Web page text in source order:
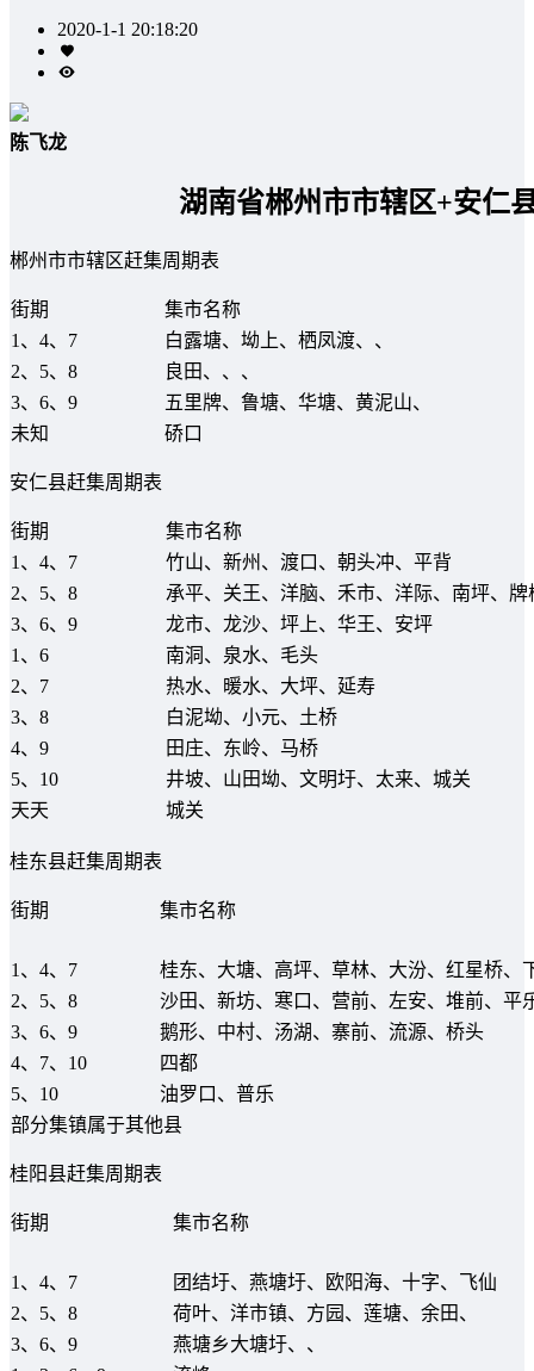
2020-1-1 20:18:20
陈飞龙
湖南省郴州市市辖区+安仁
郴州市市辖区赶集周期表
街期
集市名称
1、4、7
白露塘、坳上、栖凤渡、、
2、5、8
良田、、、
3、6、9
五里牌、鲁塘、华塘、黄泥山、
未知
硚口
安仁县赶集周期表
街期
集市名称
1、4、7
竹山、新州、渡口、朝头冲、平背
2、5、8
承平、关王、洋脑、禾市、洋际、南坪、牌
3、6、9
龙市、龙沙、坪上、华王、安坪
1、6
南洞、泉水、毛头
2、7
热水、暖水、大坪、延寿
3、8
白泥坳、小元、土桥
4、9
田庄、东岭、马桥
5、10
井坡、山田坳、文明圩、太来、城关
天天
城关
桂东县赶集周期表
街期 集市名称
1、4、7
桂东、大塘、高坪、草林、大汾、红星桥、
2、5、8
沙田、新坊、寒口、营前、左安、堆前、平
3、6、9
鹅形、中村、汤湖、寨前、流源、桥头
4、7、10
四都
5、10
油罗口、普乐
部分集镇属于其他县
桂阳县赶集周期表
街期 集市名称
1、4、7
团结圩、燕塘圩、欧阳海、十字、飞仙
2、5、8
荷叶、洋市镇、方园、莲塘、余田、
3、6、9
燕塘乡大塘圩、、